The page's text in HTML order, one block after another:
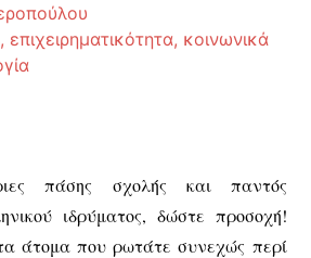
, επιχειρηματικότητα, κοινωνικά
πάσης σχολής και παντός
ιδρύματος, δώστε προσοχή!
άτομα που ρωτάτε συνεχώς περί